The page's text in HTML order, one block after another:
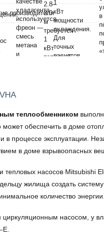
производителя
теплообменником
обеспечить в доме
процессе эксплуатации.
в доме взрывоопасных
тепловых насосов
жилища создать
количество энергии.
насосом, у